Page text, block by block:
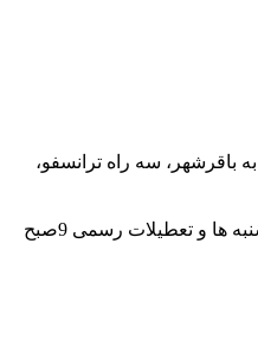
باقرشهر، سه راه ترانسفو،
همه روزه حتی جمعه ها غیر از دوشنبه ها و تعطیلات رسمی 9صبح